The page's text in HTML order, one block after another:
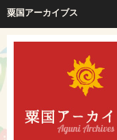
粟国アーカイブス